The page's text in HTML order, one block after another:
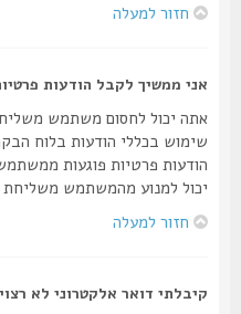
חזור למעלה
אני ממשיך לקבל הודעות פרטיות לא
אתה יכול לחסום משתמש משליחת
שימוש בכללי הודעות בלוח
הודעות פרטיות פוגעות ממשתמש
יכול למנוע מהמשתמש משליחת
חזור למעלה
קיבלתי דואר אלקטרוני לא רצוי